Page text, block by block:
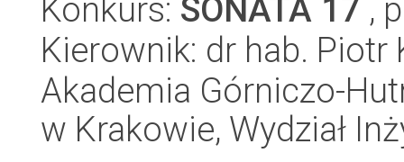
Konkurs: SONATA 17 ,
Kierownik: dr hab. Piotr
Akademia Górniczo-
w Krakowie, Wydział